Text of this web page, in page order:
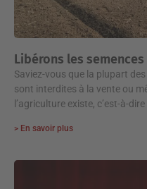
Libérons les semences
Saviez-vous que la plupart
sont interdites à la vente ou
l’agriculture existe, c’est-à-
> En savoir plus